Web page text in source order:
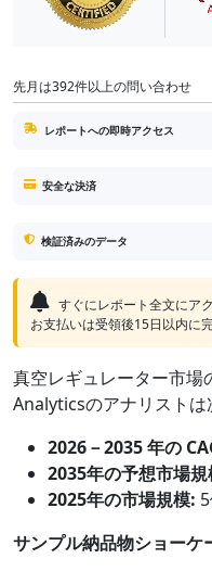
先月は392件以上の問い合わせ
レポートへの即時アクセス
安全な決済
検証済みのデータ
すぐにレポート全文にア
お支払いは受領後15日以内に
真空レギュレーター市場
Analyticsのアナリスト
2026－2035 年の
2035年の予想市場規
2025年の市場規模:
サンプル納品物ショーケ